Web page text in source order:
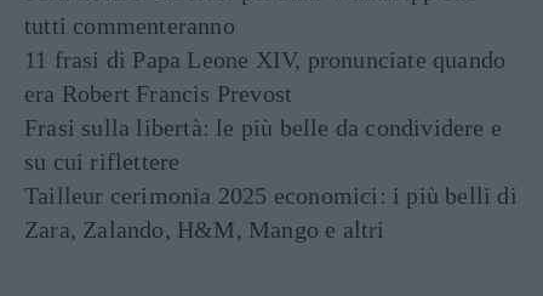
tutti commenteranno
11 frasi di Papa Leone XIV, pronunciate quando
era Robert Francis Prevost
Frasi sulla libertà: le più belle da condividere e
su cui riflettere
Tailleur cerimonia 2025 economici: i più belli di
Zara, Zalando, H&M, Mango e altri